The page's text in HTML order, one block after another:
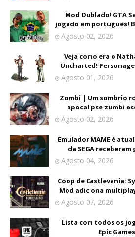
Mod Dublado! GTA
jogado em português!
Agosto 02, 2026
Veja como era o
Uncharted!
Agosto 01, 2026
Zombi | Um sombrio
apocalipse zumbi
Agosto 02, 2026
Emulador MAME é
da SEGA
Agosto 04, 2026
Coop de Castlevania:
Mod adiciona
Agosto 07, 2026
Lista com todos os
Epic